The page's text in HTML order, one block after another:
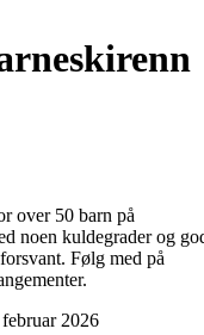
over 50 barn på
noen kuldegrader og
Følg med på
2026